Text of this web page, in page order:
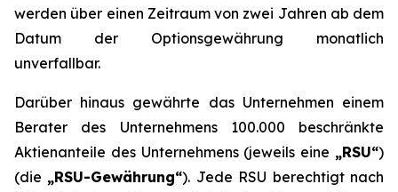
werden über einen Zeitraum von zwei Jahren ab dem
Datum der Optionsgewährung monatlich
unverfallbar.
Darüber hinaus gewährte das Unternehmen einem
Berater des Unternehmens 100.000 beschränkte
Aktienanteile des Unternehmens (jeweils eine „RSU“)
(die „RSU-Gewährung“). Jede RSU berechtigt nach